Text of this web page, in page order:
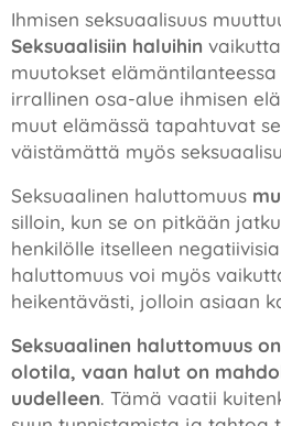
Ihmisen seksuaalisuus
Seksuaalisiin haluihin
muutokset elämäntilanteessa
irrallinen osa-alue ihmisen
muut elämässä tapahtuvat
väistämättä myös
Seksuaalinen haluttomuus
silloin, kun se on pitkään
henkilölle itselleen
haluttomuus voi myös
heikentävästi, jolloin asiaan
Seksuaalinen haluttomuus
olotila, vaan halut on
uudelleen. Tämä vaatii